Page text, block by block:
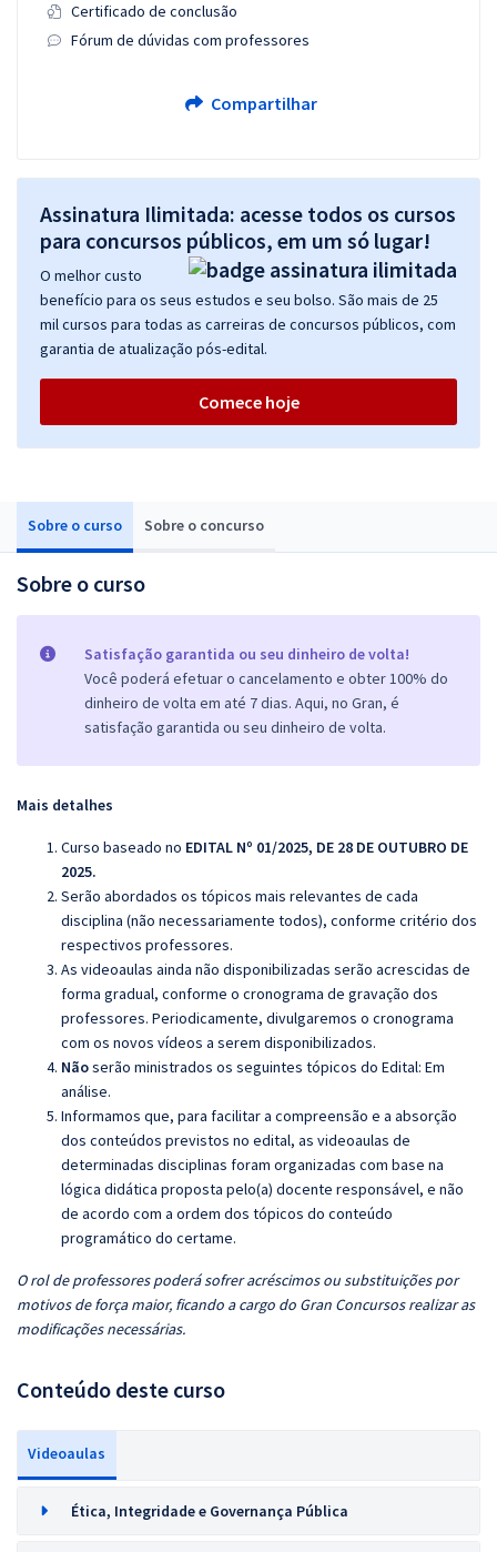
Sobre o curso Sobre o concurso
Sobre o curso
Satisfação garantida ou seu dinheiro de volta!
Você poderá efetuar o cancelamento e obter 100% do
dinheiro de volta em até 7 dias. Aqui, no Gran, é
satisfação garantida ou seu dinheiro de volta.
Mais detalhes
Curso baseado no EDITAL Nº 01/2025, DE 28 DE OUTUBRO DE
2025.
Serão abordados os tópicos mais relevantes de cada
disciplina (não necessariamente todos), conforme critério dos
respectivos professores.
As videoaulas ainda não disponibilizadas serão acrescidas de
forma gradual, conforme o cronograma de gravação dos
professores. Periodicamente, divulgaremos o cronograma
com os novos vídeos a serem disponibilizados.
Nãoserão ministrados os seguintes tópicos do Edital: Em
análise.
Informamos que, para facilitar a compreensão e a absorção
dos conteúdos previstos no edital, as videoaulas de
determinadas disciplinas foram organizadas com base na
lógica didática proposta pelo(a) docente responsável, e não
de acordo com a ordem dos tópicos do conteúdo
programático do certame.
O rol de professores poderá sofrer acréscimos ou substituições por
motivos de força maior, ficando a cargo do Gran Concursos realizar as
modificações necessárias.
Conteúdo deste curso
Videoaulas
Ética, Integridade e Governança Pública
Certificado de conclusão
Fórum de dúvidas com professores
Compartilhar
Assinatura Ilimitada: acesse todos os cursos
para concursos públicos, em um só lugar!
O melhor custo
benefício para os seus estudos e seu bolso. São mais de 25
mil cursos para todas as carreiras de concursos públicos, com
garantia de atualização pós-edital.
Comece hoje